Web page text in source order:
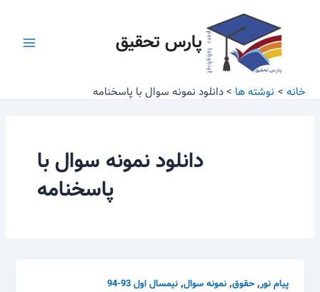
پارس تحقیق
خانه نوشته ها دانلود نمونه سوال با پاسخنامه
دانلود نمونه سوال با
پاسخنامه
پیام نور,حقوق,نمونه سوال,نیمسال اول 93-94